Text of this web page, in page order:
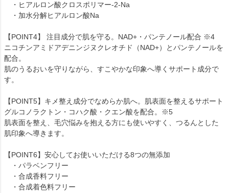
・ヒアルロン酸クロスポリマー-2-Na
・加水分解ヒアルロン酸Na
【POINT4】 注目成分で肌を守る。NAD+・パンテノール配合 ※4
ニコチンアミドアデニンジヌクレオチド（NAD+）とパンテノールを
配合。
肌のうるおいを守りながら、すこやかな印象へ導くサポート成分で
す。
【POINT5】キメ整え成分でなめらか肌へ。肌表面を整えるサポート
グルコノラクトン・コハク酸・クエン酸を配合。※5
肌表面を整え、毛穴悩みを抱える方にも使いやすく、つるんとした
肌印象へ導きます。
【POINT6】安心してお使いいただける8つの無添加
・パラベンフリー
・合成香料フリー
・合成着色料フリー